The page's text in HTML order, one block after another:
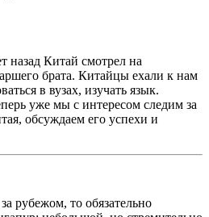
назад Китай смотрел на
брата. Китайцы ехали к нам
в вузах, изучать язык.
уже мы с интересом следим за
обсуждаем его успехи и
рубежом, то обязательно